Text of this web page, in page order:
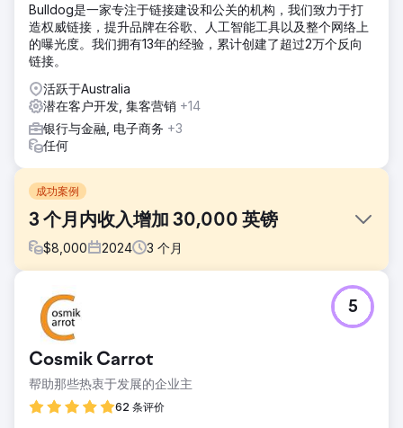
Bulldog是一家专注于链接建设和公关的机构，我们致力于打
造权威链接，提升品牌在谷歌、人工智能工具以及整个网络上
的曝光度。我们拥有13年的经验，累计创建了超过2万个反向
链接。
活跃于Australia
潜在客户开发, 集客营销 +14
银行与金融, 电子商务 +3
任何
成功案例
3 个月内收入增加 30,000 英镑
$8,000 2024 3 个月
挑战
我们的客户是功能医学领域的领先医疗从业者，提供一系列整
体健康服务。客户要求我们提供有机 SEO 和 PPC 活动服务来
提升他们的在线形象并创造更多收入。
我们进行了广泛的研究，优化了目标关键词，并使用 Google
Ads 发起了高度集中的 PPC 广告系列。此外，我们还针对潜
Cosmik Carrot
帮助那些热衷于发展的企业主
62 条评价
5